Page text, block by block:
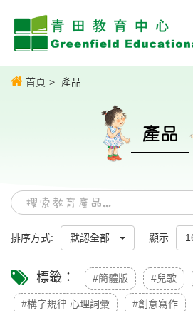
首頁 產品
產品
排序方式: 默認全部 顯示
標籤： #簡體版 #兒歌
#構字規律 心理詞彙 #創意寫作